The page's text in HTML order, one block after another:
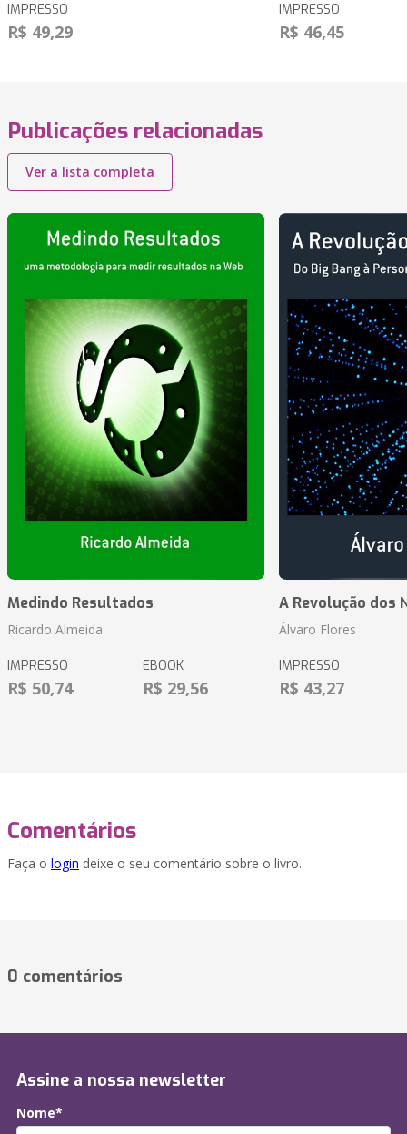
IMPRESSO
R$ 49,29
IMPRESSO
R$ 46,45
Publicações relacionadas
Ver a lista completa
Medindo Resultados
Ricardo Almeida
IMPRESSO
R$ 50,74
EBOOK
R$ 29,56
A Revolução dos
Álvaro Flores
IMPRESSO
R$ 43,27
Comentários
Faça o login deixe o seu comentário sobre o livro.
0 comentários
Assine a nossa newsletter
Nome*